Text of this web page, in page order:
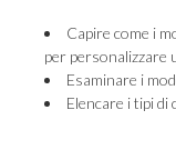
Capire come i
per personalizzare
Esaminare i
Elencare i tipi di